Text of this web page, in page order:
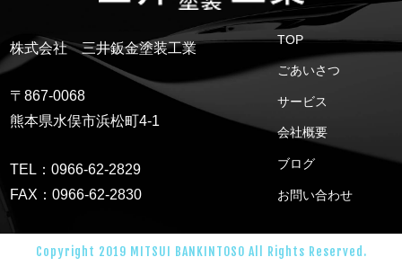
株式会社 三井鈑金塗装工業
〒867-0068
熊本県水俣市浜松町4-1
TEL：0966-62-2829
FAX：0966-62-2830
TOP
ごあいさつ
サービス
会社概要
ブログ
お問い合わせ
Copyright 2019 MITSUI BANKINTOSO All Rights Reserved.